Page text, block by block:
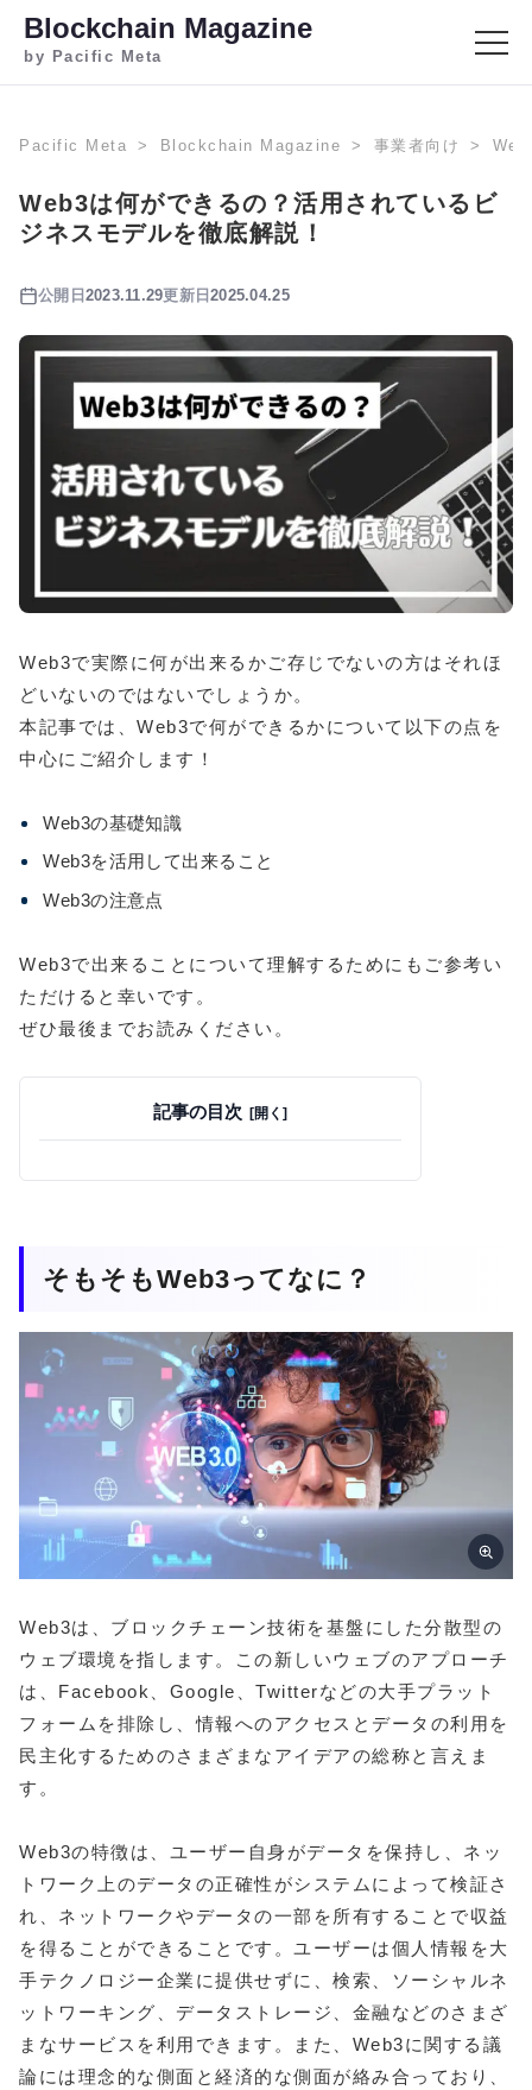
Blockchain Magazine
by Pacific Meta
Pacific Meta Blockchain Magazine 事業者向け
Web3は何ができるの？活用されているビ
ジネスモデルを徹底解説！
公開日 2023.11.29更新日2025.04.25
Web3で実際に何が出来るかご存じでないの方はそれほ
どいないのではないでしょうか。
本記事では、Web3で何ができるかについて以下の点を
中心にご紹介します！
Web3の基礎知識
Web3を活用して出来ること
Web3の注意点
Web3で出来ることについて理解するためにもご参考い
ただけると幸いです。
ぜひ最後までお読みください。
記事の目次
そもそもWeb3ってなに？
Web3は、ブロックチェーン技術を基盤にした分散型の
ウェブ環境を指します。この新しいウェブのアプローチ
は、Facebook、Google、Twitterなどの大手プラット
フォームを排除し、情報へのアクセスとデータの利用を
民主化するためのさまざまなアイデアの総称と言えま
す。
Web3の特徴は、ユーザー自身がデータを保持し、ネッ
トワーク上のデータの正確性がシステムによって検証さ
れ、ネットワークやデータの一部を所有することで収益
を得ることができることです。ユーザーは個人情報を大
手テクノロジー企業に提供せずに、検索、ソーシャルネ
ットワーキング、データストレージ、金融などのさまざ
まなサービスを利用できます。また、Web3に関する議
論には理念的な側面と経済的な側面が絡み合っており、